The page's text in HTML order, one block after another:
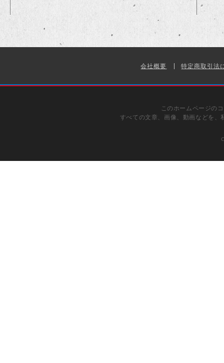
会社概要 特定商取引法
このホームページの
すべての文章、画像、動画などを